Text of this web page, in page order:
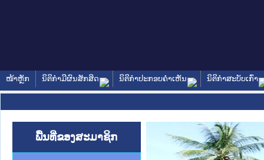
ໜ້າຫຼັກ ນິຕິກໍາມີຜົນສັກສິດ ນິຕິກໍາປະກອບຄໍາເຫັນ ນິຕິກໍາສະບັບເກົ່າ
ພື້ນທີ່ຂອງສະມາຊິກ